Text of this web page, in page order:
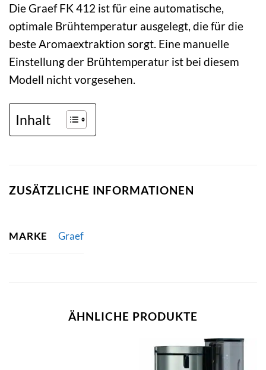
Die Graef FK 412 ist für eine automatische,
optimale Brühtemperatur ausgelegt, die für die
beste Aromaextraktion sorgt. Eine manuelle
Einstellung der Brühtemperatur ist bei diesem
Modell nicht vorgesehen.
Inhalt
ZUSÄTZLICHE INFORMATIONEN
MARKE Graef
ÄHNLICHE PRODUKTE